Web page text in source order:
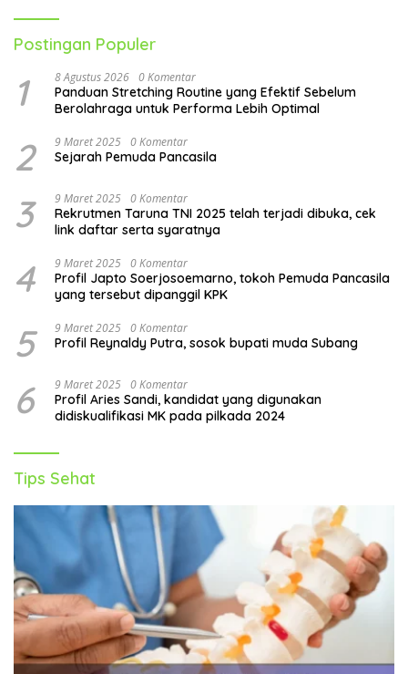
Postingan Populer
1 8 Agustus 2026 0 Komentar
Panduan Stretching Routine yang Efektif Sebelum
Berolahraga untuk Performa Lebih Optimal
2 9 Maret 2025 0 Komentar
Sejarah Pemuda Pancasila
3 9 Maret 2025 0 Komentar
Rekrutmen Taruna TNI 2025 telah terjadi dibuka, cek
link daftar serta syaratnya
4 9 Maret 2025 0 Komentar
Profil Japto Soerjosoemarno, tokoh Pemuda Pancasila
yang tersebut dipanggil KPK
5 9 Maret 2025 0 Komentar
Profil Reynaldy Putra, sosok bupati muda Subang
6 9 Maret 2025 0 Komentar
Profil Aries Sandi, kandidat yang digunakan
didiskualifikasi MK pada pilkada 2024
Tips Sehat